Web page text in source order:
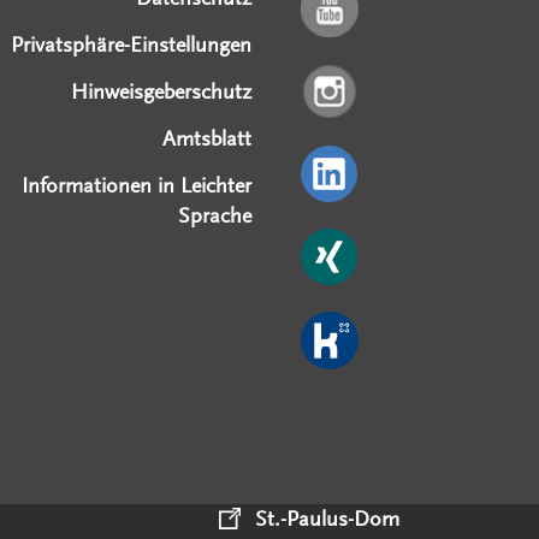
Privatsphäre-Einstellungen
Hinweisgeberschutz
Amtsblatt
Informationen in Leichter
Sprache
St.-Paulus-Dom